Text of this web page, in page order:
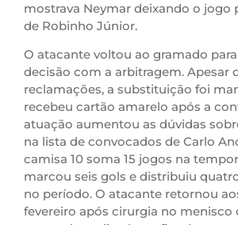
mostrava Neymar deixando o jogo
de Robinho Júnior.
O atacante voltou ao gramado
decisão com a arbitragem. Apesar
reclamações, a substituição foi
recebeu cartão amarelo após a
atuação aumentou as dúvidas
na lista de convocados de Carlo
camisa 10 soma 15 jogos na
marcou seis gols e distribuiu
no período. O atacante retornou
fevereiro após cirurgia no menisco